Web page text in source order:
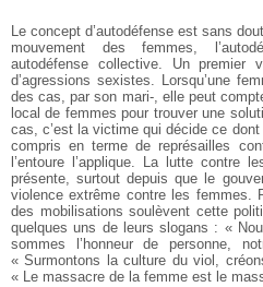
Le concept d’autodéfense est sans
mouvement des femmes,
autodéfense collective. Un
d’agressions sexistes. Lorsqu’une
des cas, par son mari-, elle peut
local de femmes pour trouver une
cas, c’est la victime qui décide ce
compris en terme de représailles
l’entoure l’applique. La lutte contre
présente, surtout depuis que le
violence extrême contre les femmes.
des mobilisations soulèvent cette
quelques uns de leurs slogans : «
sommes l’honneur de personne,
« Surmontons la culture du viol,
« Le massacre de la femme est le